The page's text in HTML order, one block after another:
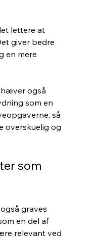
lettere at
giver bedre
en mere
også
som en
så
overskuelig og
som
graves
en del af
relevant ved